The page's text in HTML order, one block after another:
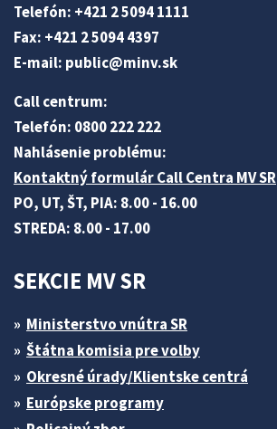
Telefón: +421 2 5094 1111
Fax: +421 2 5094 4397
E-mail: public@minv.sk
Call centrum:
Telefón: 0800 222 222
Nahlásenie problému:
Kontaktný formulár Call Centra MV SR
PO, UT, ŠT, PIA: 8.00 - 16.00
STREDA: 8.00 - 17.00
SEKCIE MV SR
Ministerstvo vnútra SR
Štátna komisia pre volby
Okresné úrady/Klientske centrá
Európske programy